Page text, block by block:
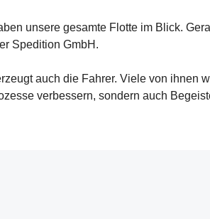
unsere gesamte Flotte im Blick.
Spedition GmbH.
auch die Fahrer. Viele von ihnen
verbessern, sondern auch